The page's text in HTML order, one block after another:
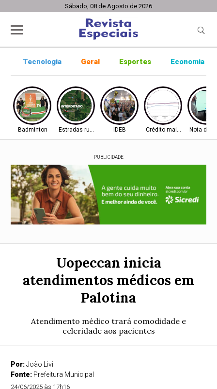
Sábado, 08 de Agosto de 2026
Tecnologia Geral Esportes Economia
Badminton Estradas rurais IDEB Crédito mais difícilNota do
PUBLICIDADE
Uopeccan inicia
atendimentos médicos em
Palotina
Atendimento médico trará comodidade e
celeridade aos pacientes
Por:João Livi
Fonte: Prefeitura Municipal
24/06/2025 às 17h16